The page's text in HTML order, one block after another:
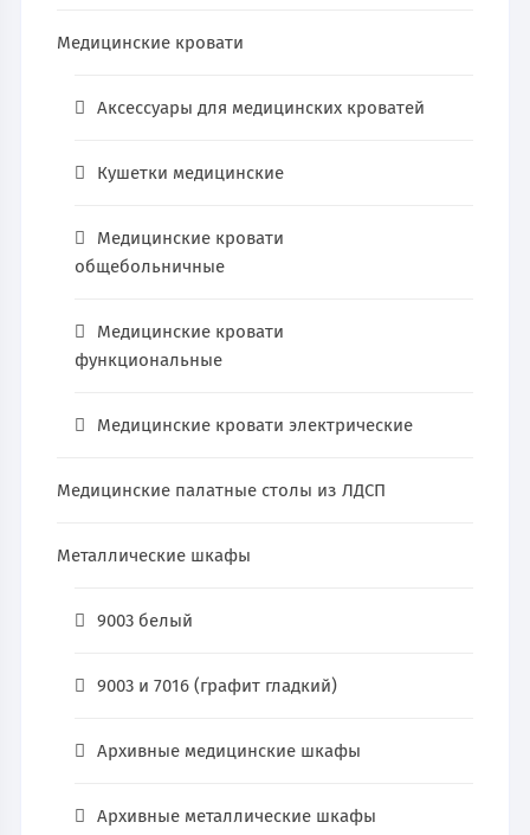
Медицинские кровати
Аксессуары для медицинских кроватей
Кушетки медицинские
Медицинские кровати
общебольничные
Медицинские кровати
функциональные
Медицинские кровати электрические
Медицинские палатные столы из ЛДСП
Металлические шкафы
9003 белый
9003 и 7016 (графит гладкий)
Архивные медицинские шкафы
Архивные металлические шкафы